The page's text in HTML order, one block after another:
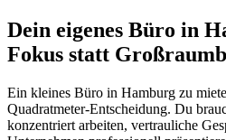
Dein eigenes Büro in
Fokus statt
Ein kleines Büro in Hamburg zu
Quadratmeter-Entscheidung. Du
konzentriert arbeiten, vertrauliche